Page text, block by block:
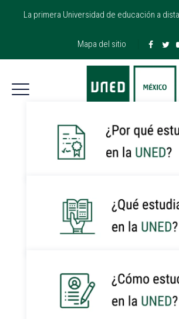
La primera Universidad de educación a
Mapa del sitio